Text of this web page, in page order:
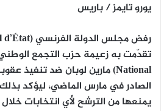
يورو تايمز / باريس
رفضمجلس الدولة الفرنسي (Conseil d’État)
تقدّمت به زعيمة حزب
National) مارين لوبانضد تنفيذ
الصادر في مارس الماضي، ليؤكد
يمنعها من الترشح لأي انتخابات